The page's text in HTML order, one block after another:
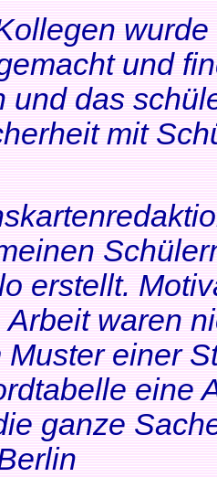
und
und das
mit
erstellt.
waren
einer
eine
ganze